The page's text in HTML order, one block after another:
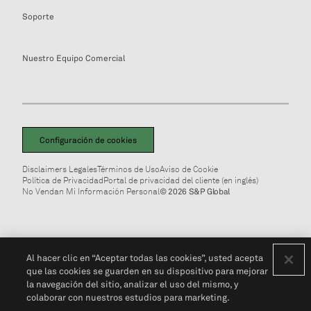
Soporte
Nuestro Equipo Comercial
Configuración de cookies
Disclaimers LegalesTérminos de UsoAviso de Cookie
Política de PrivacidadPortal de privacidad del cliente (en inglés)
No Vendan Mi Información Personal© 2026 S&P Global
Al hacer clic en “Aceptar todas las cookies”, usted acepta
que las cookies se guarden en su dispositivo para mejorar
la navegación del sitio, analizar el uso del mismo, y
colaborar con nuestros estudios para marketing.